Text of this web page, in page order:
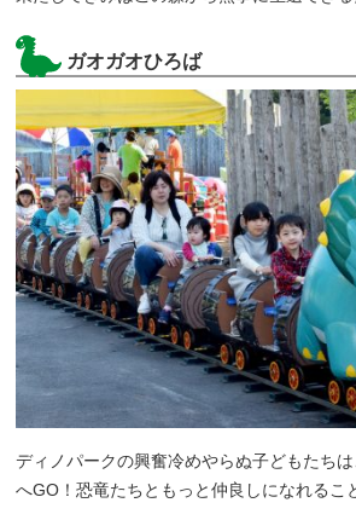
ガオガオひろば
ディノパークの興奮冷めやらぬ子どもたちは
へGO！恐竜たちともっと仲良しになれるこ